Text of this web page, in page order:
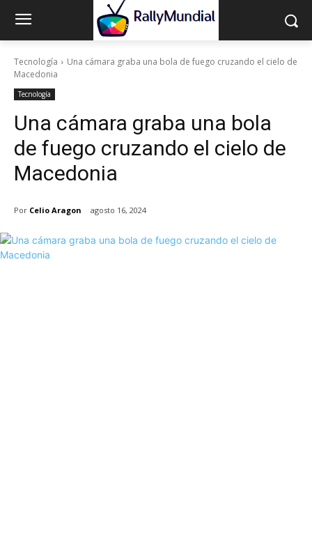
Tecnología
Una cámara graba una bola de fuego cruzando el cielo de
Macedonia
Tecnología
Una cámara graba una bola
de fuego cruzando el cielo de
Macedonia
Por Celio Aragon agosto 16, 2024